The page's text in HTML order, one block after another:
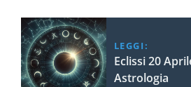
LEGGI:
Eclissi 20
Astrologia